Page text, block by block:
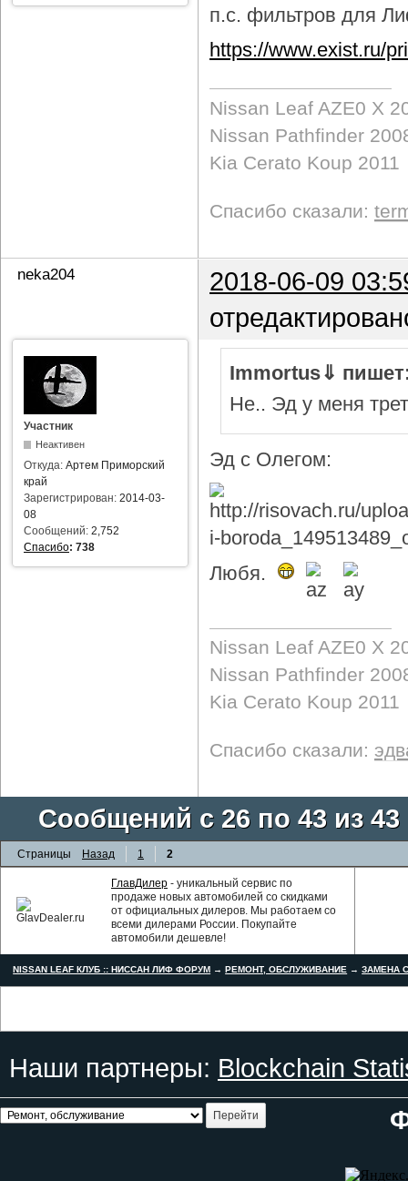
п.с. фильтров для
https://www.exist.ru/
Nissan Leaf AZE0 X
Nissan Pathfinder
Kia Cerato Koup 2011
Спасибо сказали:
neka204
2018-06-09
Участник
Неактивен
Откуда: Артем Приморский
край
Зарегистрирован: 2014-03-
08
Сообщений: 2,752
Спасибо: 738
Immortus⇓
Не.. Эд у меня
Эд с Олегом:
Любя.
Nissan Leaf AZE0 X
Nissan Pathfinder
Kia Cerato Koup 2011
Спасибо сказали:
Сообщений с 26 по 43 из 43
Страницы Назад 1 2
ГлавДилер - уникальный сервис по
продаже новых автомобилей со скидками
от официальных дилеров. Мы работаем со
всеми дилерами России. Покупайте
автомобили дешевле!
NISSAN LEAF КЛУБ :: НИССАН ЛИФ ФОРУМ →РЕМОНТ, ОБСЛУЖИВАНИЕ →ЗАМЕНА
Наши партнеры: Blockchain